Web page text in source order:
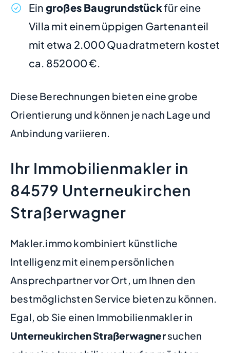
Ein großes Baugrundstückfür eine
Villa mit einem üppigen Gartenanteil
mit etwa 2.000 Quadratmetern kostet
ca. 852000 €.
Diese Berechnungen bieten eine grobe
Orientierung und können je nach Lage und
Anbindung variieren.
Ihr Immobilienmakler in
84579 Unterneukirchen
Straßerwagner
Makler.immo kombiniert künstliche
Intelligenz mit einem persönlichen
Ansprechpartner vor Ort, um Ihnen den
bestmöglichsten Service bieten zu können.
Egal, ob Sie einen Immobilienmakler in
Unterneukirchen Straßerwagnersuchen